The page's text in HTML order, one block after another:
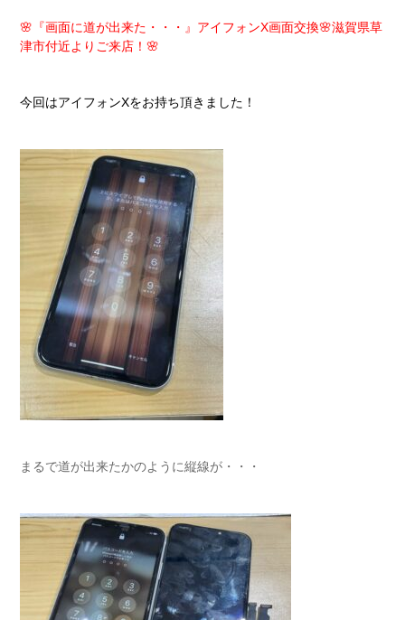
🌸『画面に道が出来た・・・』アイフォンX画面交換🌸滋賀県草
津市付近よりご来店！🌸
今回はアイフォンXをお持ち頂きました！
まるで道が出来たかのように縦線が・・・